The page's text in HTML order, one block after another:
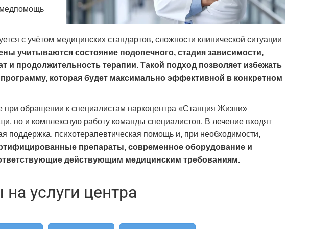
медпомощь
с учётом медицинских стандартов, сложности клинической ситуации
учитываются состояние подопечного, стадия зависимости,
и продолжительность терапии. Такой подход позволяет избежать
которая будет максимально эффективной в конкретном
при обращении к специалистам наркоцентра «Станция Жизни»
но и комплексную работу команды специалистов. В лечение входят
поддержка, психотерапевтическая помощь и, при необходимости,
препараты, современное оборудование и
действующим медицинским требованиям.
услуги центра